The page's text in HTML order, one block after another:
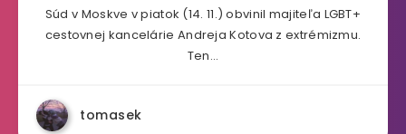
Súd v Moskve v piatok (14. 11.) obvinil majiteľa LGBT+
cestovnej kancelárie Andreja Kotova z extrémizmu.
Ten…
tomasek